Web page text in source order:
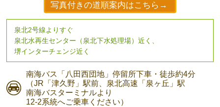
写真付きの道順案内はこちら→
泉北2号線よりすぐ
泉北水再生センター（泉北下水処理場）近く、
堺インターチェンジ近く
南海バス 「八田西団地」停留所下車・徒歩約4分
（JR「津久野」駅前、 泉北高速「泉ヶ丘」駅
南海バスターミナルより
12-2系統へご乗車ください）